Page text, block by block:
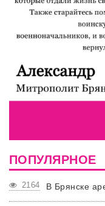
ПОПУЛЯРНОЕ
2164 В Брянске